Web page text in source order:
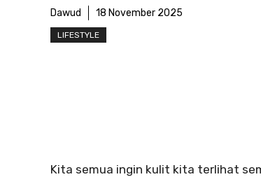
Dawud 18 November 2025
LIFESTYLE
Kita semua ingin kulit kita terlihat